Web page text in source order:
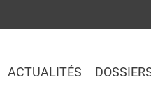
ACTUALITÉS